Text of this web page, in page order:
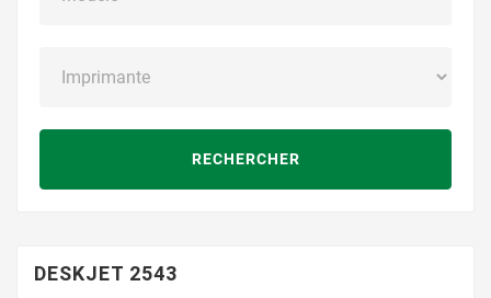
RECHERCHER
DESKJET 2543